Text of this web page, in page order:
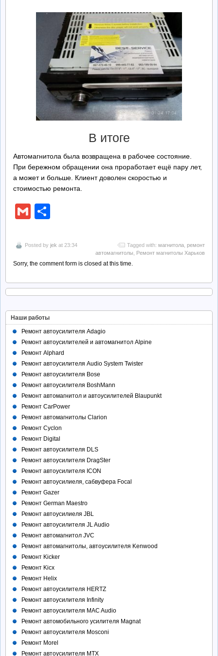
В итоге
Автомагнитола была возвращена в рабочее состояние.
При бережном обращении она проработает ещё пару лет,
а может и больше. Клиент доволен скоростью и
стоимостью ремонта.
Gmail
Posted by jek at 23:34 Tagged with: магнитола ремонт
автомагнитолы
Ремонт магнитолы Харьков
Sorry, the comment form is closed at this time.
Наши работы
Ремонт автоусилителя Adagio
Ремонт автоусилителей и автомагнитол Alpine
Ремонт Alphard
Ремонт автоусилителя Audio System Twister
Ремонт автоусилителя Bose
Ремонт автоусилителя BoshMann
Ремонт автомагнитол и автоусилителей Blaupunkt
Ремонт CarPower
Ремонт автомагнитолы Clarion
Ремонт Cyclon
Ремонт Digital
Ремонт автоусилителя DLS
Ремонт автоусилителя DragSter
Ремонт автоусилителя ICON
Ремонт автоусилиеля, сабвуфера Focal
Ремонт Gazer
Ремонт German Maestro
Ремонт автоусилиеля JBL
Ремонт автоусилителя JL Audio
Ремонт автомагнитол JVC
Ремонт автомагнитолы, автоусилителя Kenwood
Ремонт Kicker
Ремонт Kicx
Ремонт Helix
Ремонт автоусилителя HERTZ
Ремонт автоусилителя Infinity
Ремонт автоусилителя MAC Audio
Ремонт автомобильного усилителя Magnat
Ремонт автоусилителя Mosconi
Ремонт Morel
Ремонт автоусилителя MTX